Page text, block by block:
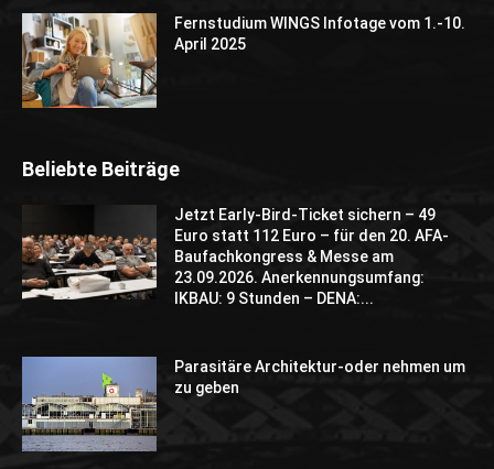
Fernstudium WINGS Infotage vom 1.-10.
April 2025
Beliebte Beiträge
Jetzt Early-Bird-Ticket sichern – 49
Euro statt 112 Euro – für den 20. AFA-
Baufachkongress & Messe am
23.09.2026. Anerkennungsumfang:
IKBAU: 9 Stunden – DENA:...
Parasitäre Architektur-oder nehmen um
zu geben